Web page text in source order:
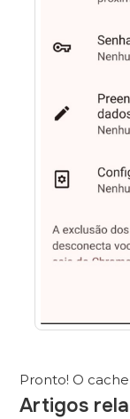
Pronto! O
Artigos